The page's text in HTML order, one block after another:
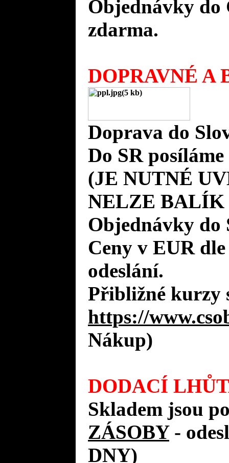
Objednávky do
zdarma.
DOPRAVNÉ A
Doprava do
Do SR
(JE NUTNÉ
NELZE BALÍK
Objednávky do
Ceny v EUR
odeslání.
Přibližné kurzy
https://
Nákup)
DODACÍ
Skladem jsou
ZÁSOBY -
DNY)